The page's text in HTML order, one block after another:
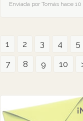
Enviada por Tomás hace 10
1 2 3 4 5
7
8 9 10